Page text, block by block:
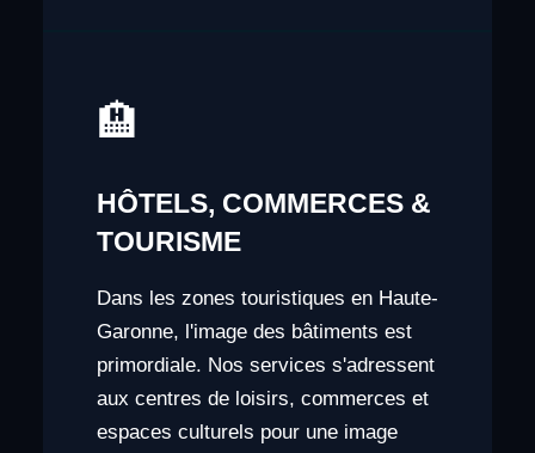
🏨
HÔTELS, COMMERCES &
TOURISME
Dans les zones touristiques en Haute-
Garonne, l'image des bâtiments est
primordiale. Nos services s'adressent
aux centres de loisirs, commerces et
espaces culturels pour une image